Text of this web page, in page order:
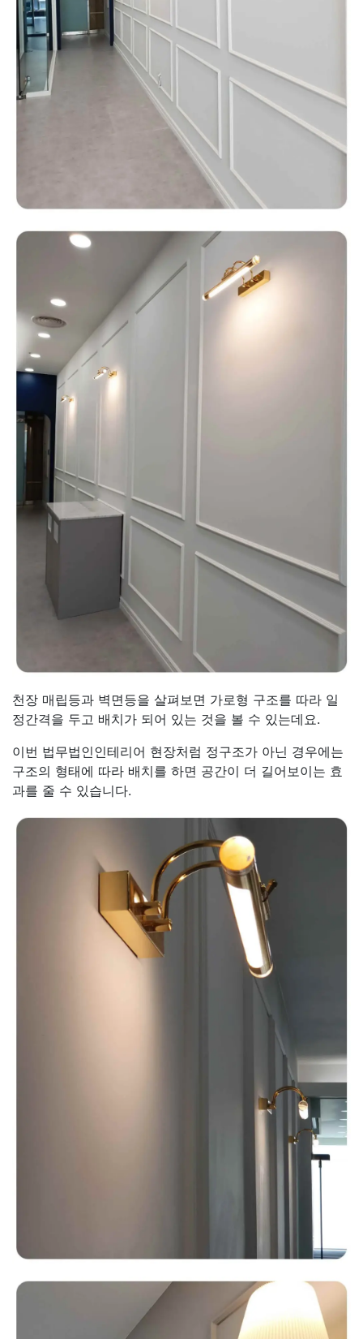
천장 매립등과 벽면등을 살펴보면 가로형 구조를 따라 일
정간격을 두고 배치가 되어 있는 것을 볼 수 있는데요.
이번 법무법인인테리어 현장처럼 정구조가 아닌 경우에는
구조의 형태에 따라 배치를 하면 공간이 더 길어보이는 효
과를 줄 수 있습니다.